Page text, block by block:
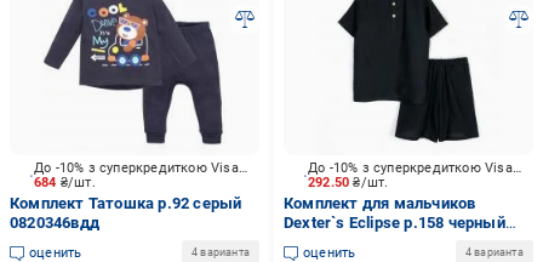
684 ₴/шт.
До -10% з суперкредиткою Visa Вигода
Комплект Татошка р.92 серый
0820346вдд
оценить 4 варианта
292.50₴/шт.
До -10% з суперкредиткою Visa Вигода
Комплект для мальчиков
Dexter`s Eclipse р.158 черный
630241
оценить 4 варианта